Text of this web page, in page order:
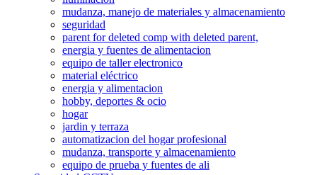
mudanza, manejo de materiales y almacenamiento
seguridad
parent for deleted comp with deleted parent,
energia y fuentes de alimentacion
equipo de taller electronico
material eléctrico
energia y alimentacion
hobby, deportes & ocio
hogar
jardin y terraza
automatizacion del hogar profesional
mudanza, transporte y almacenamiento
equipo de prueba y fuentes de ali